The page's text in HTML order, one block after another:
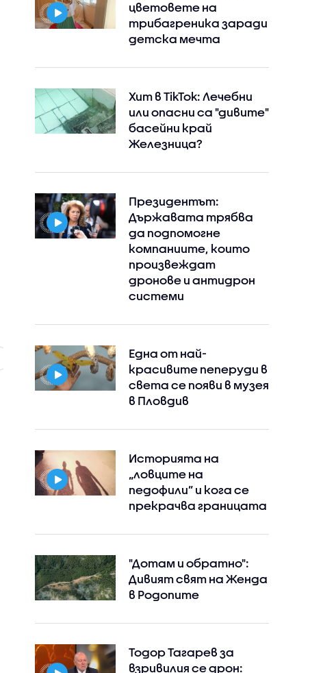
Instagram Facebook
цветовете на
трибагреника заради
детска мечта
Хит в TikTok: Лечебни
или опасни са "дивите"
басейни край
Железница?
Президентът:
Държавата трябва
да подпомогне
компаниите, които
произвеждат
дронове и антидрон
системи
Една от най-
красивите пеперуди в
света се появи в музея
в Пловдив
Историята на
„ловците на
педофили” и кога се
прекрачва границата
"Дотам и обратно":
Дивият свят на Женда
в Родопите
Тодор Тагарев за
взривилия се дрон: